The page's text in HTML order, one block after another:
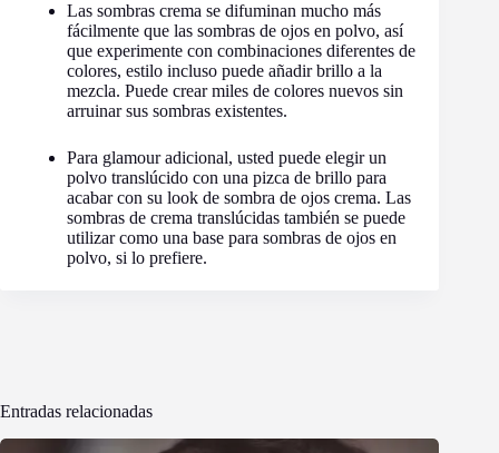
Las sombras crema se difuminan mucho más
fácilmente que las sombras de ojos en polvo, así
que experimente con combinaciones diferentes de
colores, estilo incluso puede añadir brillo a la
mezcla. Puede crear miles de colores nuevos sin
arruinar sus sombras existentes.
Para glamour adicional, usted puede elegir un
polvo translúcido con una pizca de brillo para
acabar con su look de sombra de ojos crema. Las
sombras de crema translúcidas también se puede
utilizar como una base para sombras de ojos en
polvo, si lo prefiere.
Entradas relacionadas